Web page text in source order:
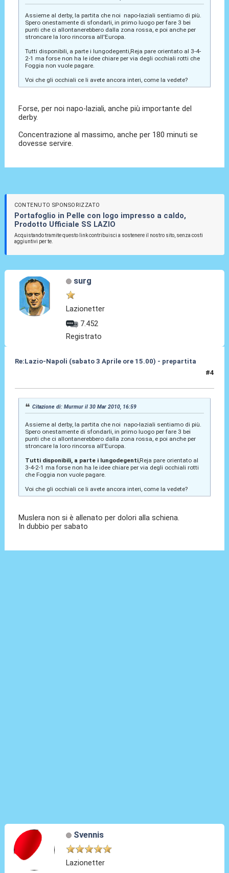
Assieme al derby, la partita che noi napo-laziali sentiamo di più.
Spero onestamente di sfondarli, in primo luogo per fare 3 bei
punti che ci allontanerebbero dalla zona rossa, e poi anche per
stroncare la loro rincorsa all'Europa.
Tutti disponibili, a parte i lungodegenti,Reja pare orientato al 3-4-
2-1 ma forse non ha le idee chiare per via degli occhiali rotti che
Foggia non vuole pagare.
Voi che gli occhiali ce li avete ancora interi, come la vedete?
Forse, per noi napo-laziali, anche più importante del
derby.
Concentrazione al massimo, anche per 180 minuti se
dovesse servire.
CONTENUTO SPONSORIZZATO
Portafoglio in Pelle con logo impresso a caldo,
Prodotto Ufficiale SS LAZIO
Acquistando tramite questo link contribuisci a sostenere il nostro sito, senza costi
aggiuntivi per te.
surg
Lazionetter
7.452
Registrato
Re:Lazio-Napoli (sabato 3 Aprile ore 15.00) - prepartita
#4
Citazione di: Murmur il 30 Mar 2010, 16:59
Assieme al derby, la partita che noi napo-laziali sentiamo di più.
Spero onestamente di sfondarli, in primo luogo per fare 3 bei
punti che ci allontanerebbero dalla zona rossa, e poi anche per
stroncare la loro rincorsa all'Europa.
Tutti disponibili, a parte i lungodegenti,Reja pare orientato al
3-4-2-1 ma forse non ha le idee chiare per via degli occhiali rotti
che Foggia non vuole pagare.
Voi che gli occhiali ce li avete ancora interi, come la vedete?
Muslera non si è allenato per dolori alla schiena.
In dubbio per sabato
Svennis
Lazionetter